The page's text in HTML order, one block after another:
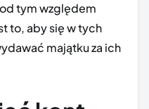
tym względem
to, aby się w tych
majątku za ich